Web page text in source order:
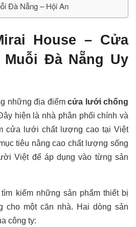
Đà Nẵng – Hội An
House – Cửa
Đà Nẵng Uy
những địa điểm cửa lưới chống
hiện là nhà phân phối chính và
cửa lưới chất lượng cao tại Việt
tiêu nâng cao chất lượng sống
Việt để áp dụng vào từng sản
tìm kiếm những sản phẩm thiết bị
cho một căn nhà. Hai dòng sản
công ty: